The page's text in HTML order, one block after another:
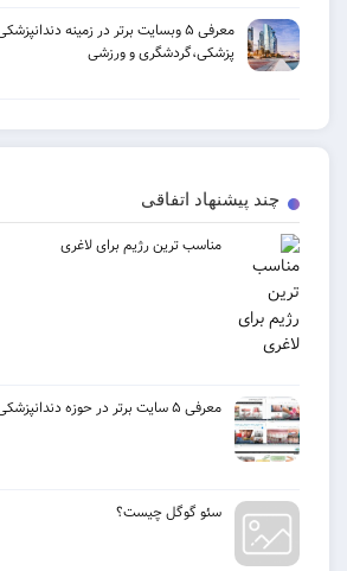
معرفی ۵ وبسایت برتر در زمینه
پزشکی،گردشگری و ورزشی
چند پیشنهاد اتفاقی
مناسب ترین رژیم برای لاغری
معرفی ۵ سایت برتر در حوزه دندانپزشکی
سئو گوگل چیست؟